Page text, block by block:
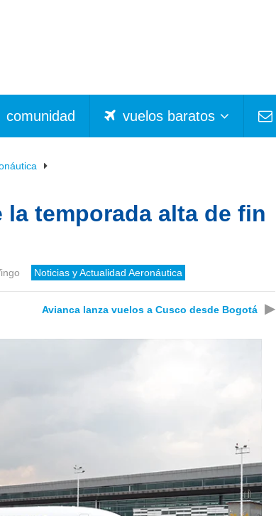
comunidad vuelos baratos
temporada alta de fin
Noticias y Actualidad Aeronáutica
Avianca lanza vuelos a Cusco desde Bogotá ▶